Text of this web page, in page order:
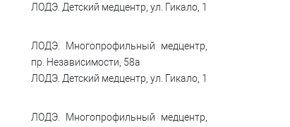
ЛОДЭ. Детский медцентр, ул. Гикало, 1
ЛОДЭ. Многопрофильный медцентр,
пр. Независимости, 58а
ЛОДЭ. Детский медцентр, ул. Гикало, 1
ЛОДЭ. Многопрофильный медцентр,